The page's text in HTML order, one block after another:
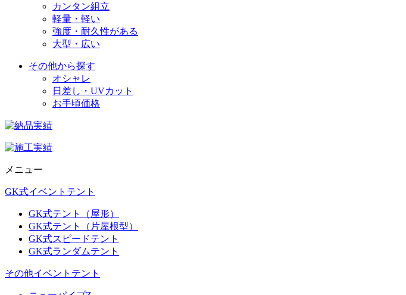
カンタン組立
軽量・軽い
強度・耐久性がある
大型・広い
その他から探す
オシャレ
日差し・UVカット
お手頃価格
メニュー
GK式イベントテント
GK式テント（屋形）
GK式テント（片屋根型）
GK式スピードテント
GK式ランダムテント
その他イベントテント